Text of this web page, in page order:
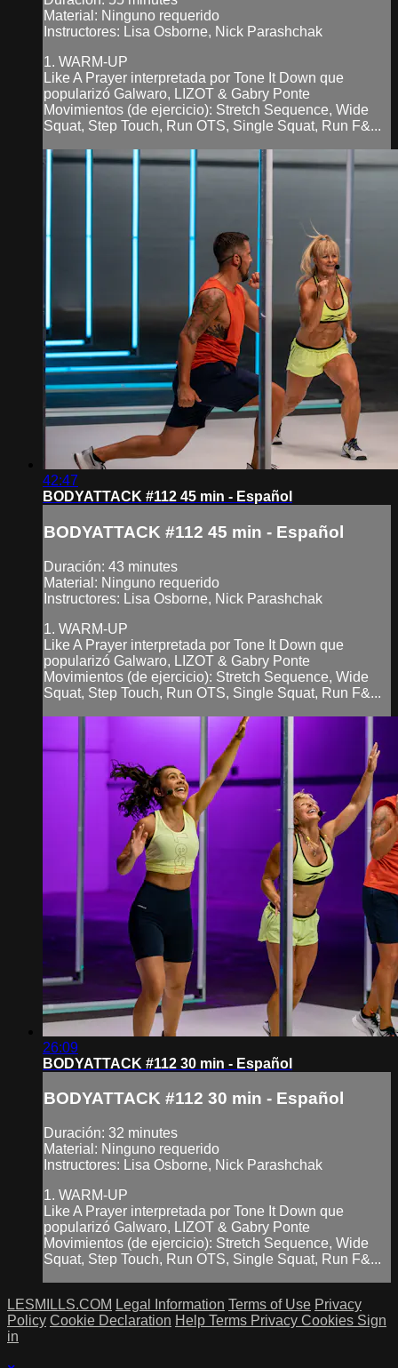
Material: Ninguno requerido
Instructores: Lisa Osborne, Nick Parashchak
1. WARM-UP
Like A Prayer interpretada por Tone It Down que
popularizó Galwaro, LIZOT & Gabry Ponte
Movimientos (de ejercicio): Stretch Sequence, Wide
Squat, Step Touch, Run OTS, Single Squat, Run F&...
42:47
BODYATTACK #112 45 min - Español
BODYATTACK #112 45 min - Español
Duración: 43 minutes
Material: Ninguno requerido
Instructores: Lisa Osborne, Nick Parashchak
1. WARM-UP
Like A Prayer interpretada por Tone It Down que
popularizó Galwaro, LIZOT & Gabry Ponte
Movimientos (de ejercicio): Stretch Sequence, Wide
Squat, Step Touch, Run OTS, Single Squat, Run F&...
26:09
BODYATTACK #112 30 min - Español
BODYATTACK #112 30 min - Español
Duración: 32 minutes
Material: Ninguno requerido
Instructores: Lisa Osborne, Nick Parashchak
1. WARM-UP
Like A Prayer interpretada por Tone It Down que
popularizó Galwaro, LIZOT & Gabry Ponte
Movimientos (de ejercicio): Stretch Sequence, Wide
Squat, Step Touch, Run OTS, Single Squat, Run F&...
LESMILLS.COM Legal Information Terms of Use Privacy
Policy Cookie Declaration Help Terms Privacy Cookies Sign
in